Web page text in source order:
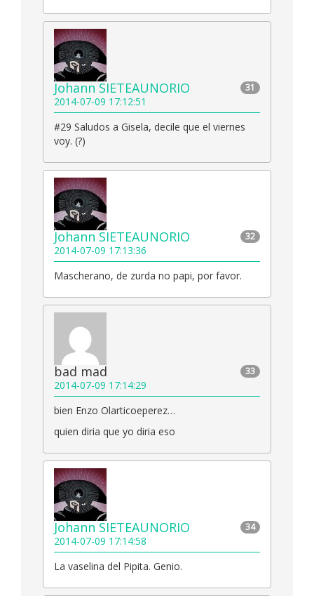
31
Johann SIETEAUNORIO
2014-07-09 17:12:51
#29 Saludos a Gisela, decile que el viernes
voy. (?)
32
Johann SIETEAUNORIO
2014-07-09 17:13:36
Mascherano, de zurda no papi, por favor.
33
bad mad
2014-07-09 17:14:29
bien Enzo Olarticoeperez…
quien diria que yo diria eso
34
Johann SIETEAUNORIO
2014-07-09 17:14:58
La vaselina del Pipita. Genio.